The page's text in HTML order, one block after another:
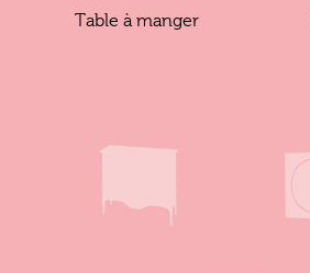
Table à manger